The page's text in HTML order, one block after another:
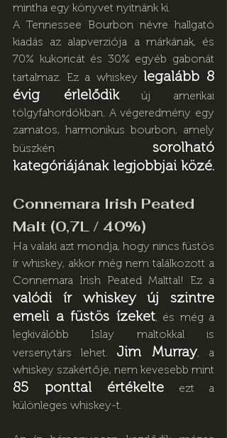
mintha egy könyvet nyitnánk ki.
A Tennessee Bourbon névre hallgató
kiadás az alapverziója a márkának, és
70% kukoricát és 30% egyéb gabonát
tartalmaz. Ez a whiskey legalább 8
évig érlelődik új amerikai
tölgyfahordókban. A végeredmény egy
zamatos, harmonikus bourbon, amely
büszkén sorolható
kategóriájának legjobbjai közé.
Connemara Irish Peated
Malt (0,7L / 40%)
Ha valaki azt mondja, hogy nincs füstös
ír whiskey, akkor még nem találkozott a
valódi ír whiskey új szintre
emeli a füstös ízeket, és még a
legkiválóbb Islay maltokkal is
versenytárs lehet. Jim Murray, a
85 ponttal értékelte ezt a
különleges whiskey-t.